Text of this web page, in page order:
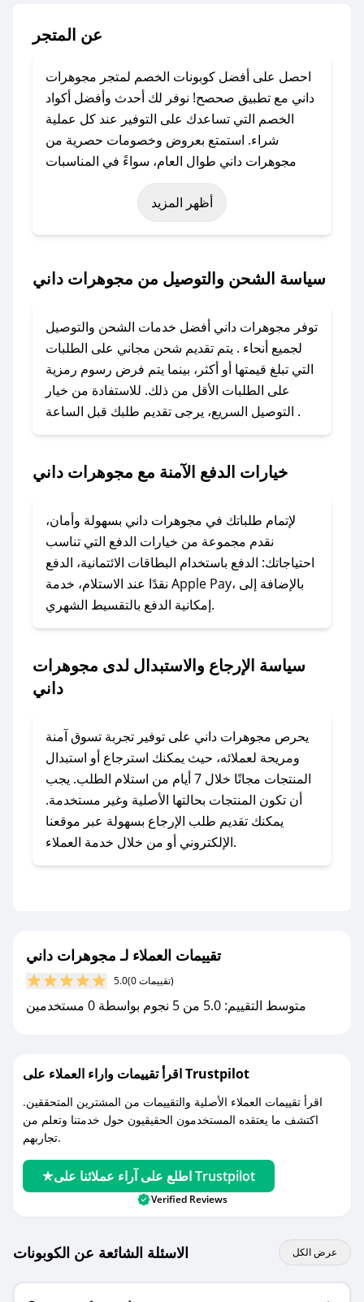
عن المتجر
احصل على أفضل كوبونات الخصم لمتجر مجوهرات
داني مع تطبيق صحصح! نوفر لك أحدث وأفضل أكواد
الخصم التي تساعدك على التوفير عند كل عملية
شراء. استمتع بعروض وخصومات حصرية من
مجوهرات داني طوال العام، سواءً في المناسبات
مثل عيد الفطر، عيد الأضحى، الجمعة البيضاء (شهر
نوفمبر)، رمضان، اليوم الوطني، يوم التأسيس، أو
حتى عروض خاصة أخرى.
داني؟
كود خصم مجوهرات داني. وفي حال عدم توفر
الكوبون، تواصل معنا عبر تويتر أو البريد الإلكتروني
لإضافته بسرعة.
### كيفية استخدام كود خصم مجوهرات داني؟
1. انسخ كود الخصم من تطبيق صحصح.
داني.
### ماذا أفعل إذا لم يعمل كود الخصم؟
لا تقلق! يمكنك التواصل مع فريق دعم صحصح عبر
الرسائل الخاصة على تويتر أو البريد الإلكتروني،
وسنقوم بحل المشكلة في أسرع وقت ممكن.
### ماذا أفعل إذا لم أجد كود خصم لمتجري
في حال عدم توفر كوبونات لمتجرك المفضل، يمكنك
مراسلتنا مباشرة وسنعمل على توفير الكوبونات في
### كيف تحصل على كوبونات خصم حصرية من
مجوهرات داني؟
للحصول على كوبونات وخصومات حصرية، قم بما
يلي:
- اضغط على أيقونة متابعة لمتجر مجوهرات داني في
مع صحصح، تسوق بذكاء ووفّر على كل مشترياتك مع
كوبونات خصم حصرية من مجوهرات داني!
أظهر المزيد
سياسة الشحن والتوصيل من مجوهرات داني
توفر مجوهرات داني أفضل خدمات الشحن والتوصيل
لجميع أنحاء . يتم تقديم شحن مجاني على الطلبات
التي تبلغ قيمتها أو أكثر، بينما يتم فرض رسوم رمزية
على الطلبات الأقل من ذلك. للاستفادة من خيار
التوصيل السريع، يرجى تقديم طلبك قبل الساعة .
خيارات الدفع الآمنة مع مجوهرات داني
لإتمام طلباتك في مجوهرات داني بسهولة وأمان،
نقدم مجموعة من خيارات الدفع التي تناسب
احتياجاتك: الدفع باستخدام البطاقات الائتمانية، الدفع
نقدًا عند الاستلام، خدمة Apple Pay، بالإضافة إلى
إمكانية الدفع بالتقسيط الشهري.
سياسة الإرجاع والاستبدال لدى مجوهرات
داني
يحرص مجوهرات داني على توفير تجربة تسوق آمنة
ومريحة لعملائه، حيث يمكنك استرجاع أو استبدال
المنتجات مجانًا خلال 7 أيام من استلام الطلب. يجب
أن تكون المنتجات بحالتها الأصلية وغير مستخدمة.
يمكنك تقديم طلب الإرجاع بسهولة عبر موقعنا
الإلكتروني أو من خلال خدمة العملاء.
تقييمات العملاء لـ مجوهرات داني
5.0 (0 تقييمات)
متوسط التقييم: 5.0 من 5 نجوم بواسطة 0 مستخدمين
اقرأ تقييمات واراء العملاء على Trustpilot
اقرأ تقييمات العملاء الأصلية والتقييمات من المشترين المتحققين.
اكتشف ما يعتقده المستخدمون الحقيقيون حول خدمتنا وتعلم من
تجاربهم.
اطلع على آراء عملائنا على Trustpilot
Verified Reviews
الاسئلة الشائعة عن الكوبونات عرض الكل